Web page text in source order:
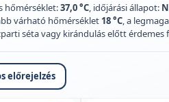
hőmérséklet:37,0 °C, időjárási állapot:
várható hőmérséklet 18 °C, a
séta vagy kirándulás előtt érdemes
előrejelzés